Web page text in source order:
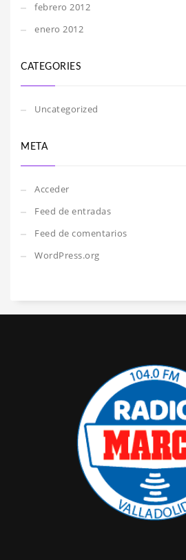
febrero 2012
enero 2012
CATEGORIES
Uncategorized
META
Acceder
Feed de entradas
Feed de comentarios
WordPress.org